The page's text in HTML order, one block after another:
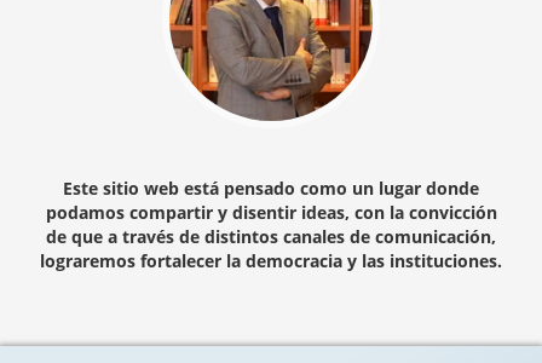
Este sitio web está pensado como un lugar donde
podamos compartir y disentir ideas, con la convicción
de que a través de distintos canales de comunicación,
lograremos fortalecer la democracia y las instituciones.